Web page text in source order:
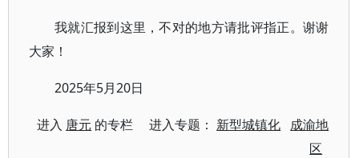
我就汇报到这里，不对的地方请批评指正。谢谢
大家！
2025年5月20日
进入 唐元 的专栏 进入专题： 新型城镇化 成渝地
区